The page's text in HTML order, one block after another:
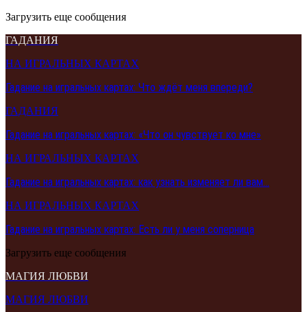
Загрузить еще сообщения
ГАДАНИЯ
НА ИГРАЛЬНЫХ КАРТАХ
Гадание на игральных картах: Что ждёт меня впереди?
ГАДАНИЯ
Гадание на игральных картах: «Что он чувствует ко мне»
НА ИГРАЛЬНЫХ КАРТАХ
Гадание на игральных картах: как узнать изменяет ли вам…
НА ИГРАЛЬНЫХ КАРТАХ
Гадание на игральных картах: Есть ли у меня соперница
Загрузить еще сообщения
МАГИЯ ЛЮБВИ
МАГИЯ ЛЮБВИ